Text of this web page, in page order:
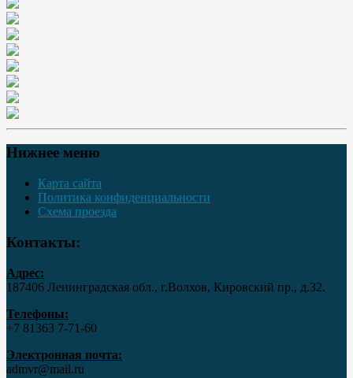
Нижнее меню
Карта сайта
Политика конфиденциальности
Схема проезда
Контакты:
Адрес:
187406 Ленинградская обл., г.Волхов, Кировский пр., д.32.
Телефоны:
+7 81363 7‑71-60
Электронная почта:
admvr@mail.ru